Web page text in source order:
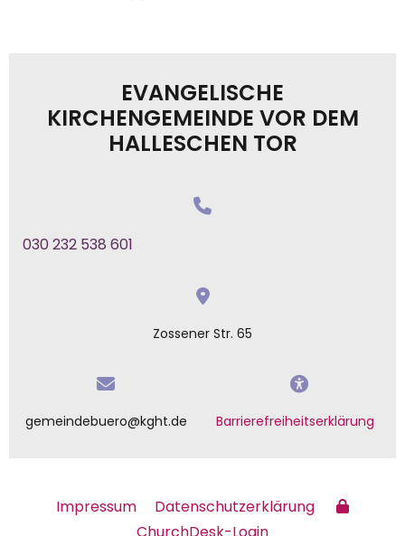
EVANGELISCHE
KIRCHENGEMEINDE VOR DEM
HALLESCHEN TOR
030 232 538 601
Zossener Str. 65
gemeindebuero@kght.de Barrierefreiheitserklärung
Impressum
Datenschutzerklärung